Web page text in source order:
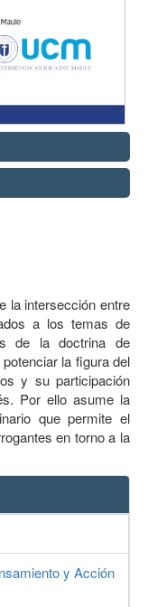
la intersección entre
a los temas de
de la doctrina de
la figura del
y su participación
Por ello asume la
que permite el
en torno a la
y Acción